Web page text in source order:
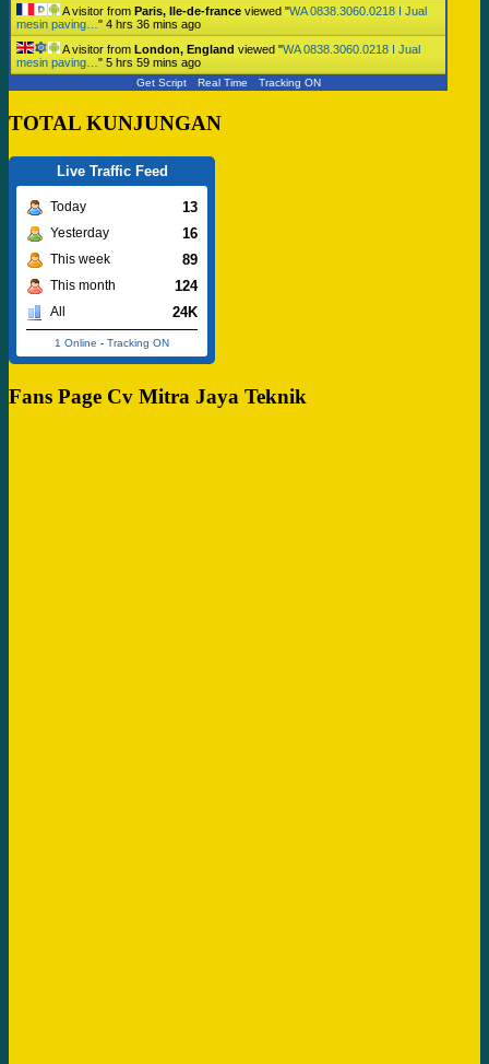
A visitor from Paris, Ile-de-france viewed "WA 0838.3060.0218 I Jual
mesin paving… " 4 hrs 36 mins ago
A visitor from London, England viewed "WA 0838.3060.0218 I Jual
mesin paving… " 5 hrs 59 mins ago
Get Script Real Time Tracking ON
TOTAL KUNJUNGAN
Live Traffic Feed
Today 13
Yesterday 16
This week 89
This month 124
All 24K
1 Online - Tracking ON
Fans Page Cv Mitra Jaya Teknik